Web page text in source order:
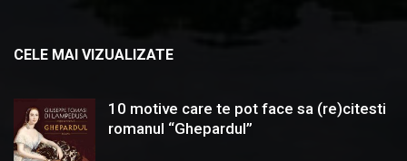
CELE MAI VIZUALIZATE
10 motive care te pot face sa (re)citesti
romanul “Ghepardul”